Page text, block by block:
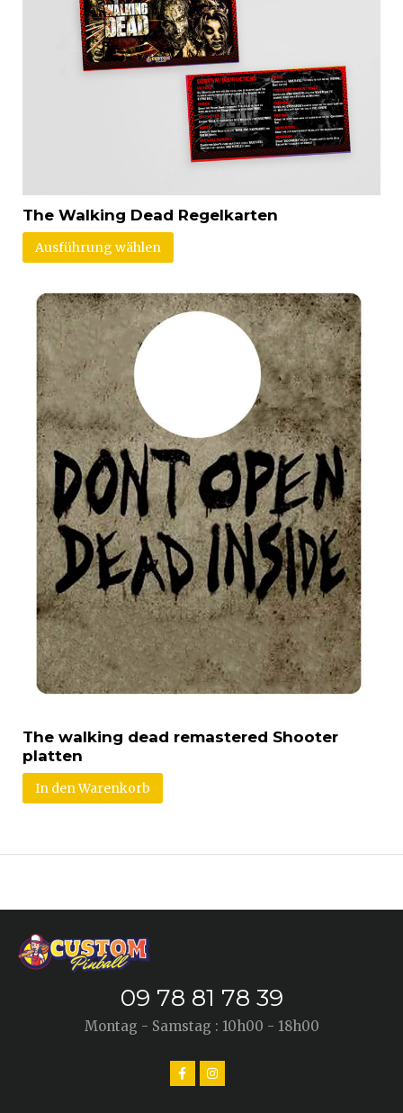
The Walking Dead Regelkarten
Ausführung wählen
The walking dead remastered Shooter
platten
In den Warenkorb
09 78 81 78 39
Montag - Samstag : 10h00 - 18h00